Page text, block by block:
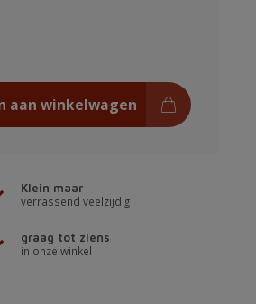
aan winkelwagen
Klein maar
verrassend veelzijdig
graag tot ziens
in onze winkel